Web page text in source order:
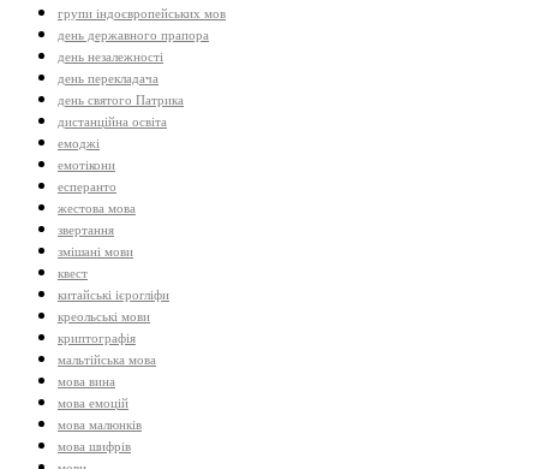
групи індоєвропейських мов
день державного прапора
день незалежності
день перекладача
день святого Патрика
дистанційна освіта
емоджі
емотікони
есперанто
жестова мова
звертання
змішані мови
квест
китайські ієрогліфи
креольські мови
криптографія
мальтійська мова
мова вина
мова емоцій
мова малюнків
мова шифрів